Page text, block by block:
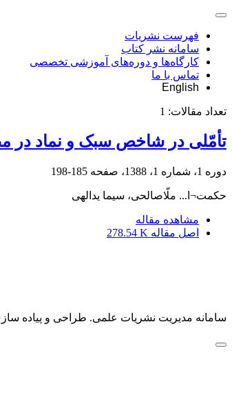
فهرست نشریات
سامانه نشر کتاب
کارگاه‌ها و دوره‌های آموزشی تخصصی
تماس با ما
English
تعداد مقالات: 1
تأمّلی در شاخص سبک و نماد در
دوره 1، شماره 1، 1388، صفحه 185-198
حکمت¬ا... ملّاصالحی، سیما یدالهی
مشاهده مقاله
اصل مقاله 278.54 K
سامانه مدیریت نشریات علمی. طراحی و پیاده